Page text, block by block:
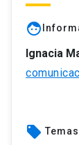
face
Ignacia
local_offer